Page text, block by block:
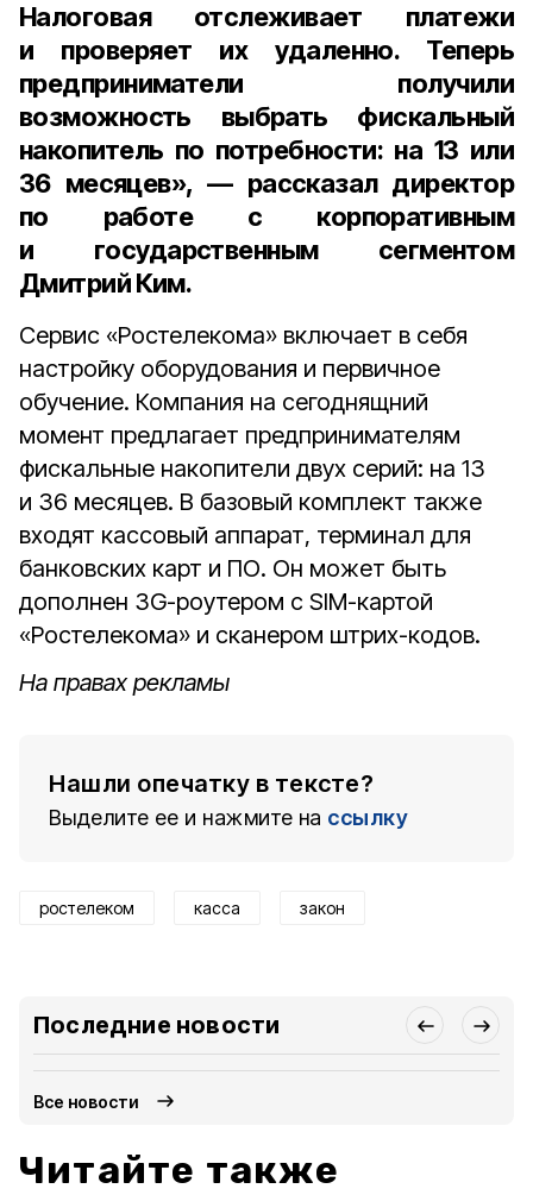
Налоговая отслеживает платежи
и проверяет их удаленно. Теперь
предприниматели получили
возможность выбрать фискальный
накопитель по потребности: на 13 или
36 месяцев», — рассказал директор
по работе с корпоративным
и государственным сегментом
Дмитрий Ким.
Сервис «Ростелекома» включает в себя
настройку оборудования и первичное
обучение. Компания на сегоднящний
момент предлагает предпринимателям
фискальные накопители двух серий: на 13
и 36 месяцев. В базовый комплект также
входят кассовый аппарат, терминал для
банковских карт и ПО. Он может быть
дополнен 3G-роутером с SIM-картой
«Ростелекома» и сканером штрих-кодов.
На правах рекламы
Нашли опечатку в тексте?
Выделите ее и нажмите на ссылку
ростелеком касса закон
Последние новости
Все новости
Читайте также